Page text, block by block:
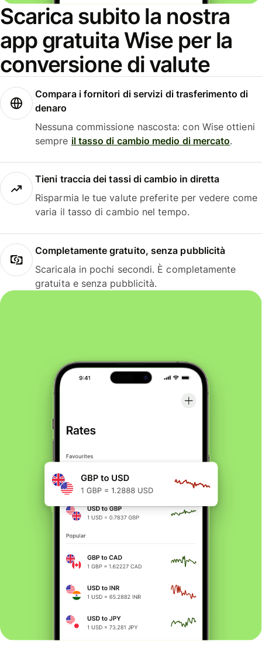
Scarica subito la nostra
app gratuita Wise per la
conversione di valute
Compara i fornitori di servizi di trasferimento di
denaro
Nessuna commissione nascosta: con Wise ottieni
sempre il tasso di cambio medio di mercato.
Tieni traccia dei tassi di cambio in diretta
Risparmia le tue valute preferite per vedere come
varia il tasso di cambio nel tempo.
Completamente gratuito, senza pubblicità
Scaricala in pochi secondi. È completamente
gratuita e senza pubblicità.